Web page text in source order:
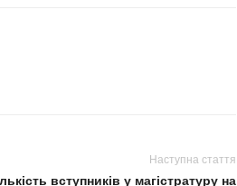
Наступна стаття
вступників у магістратуру на